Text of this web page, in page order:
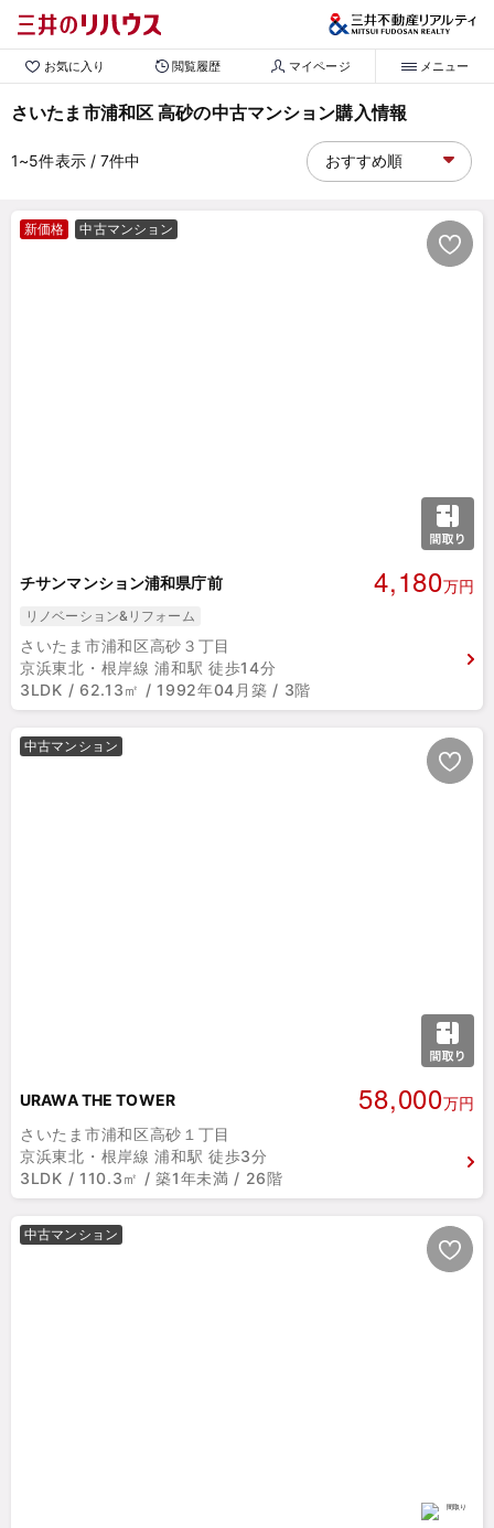
お気に入り 閲覧履歴 マイページ メニュー
さいたま市浦和区 高砂の中古マンション購入情報
1~5件表示/ 7件中
新価格 中古マンション
チサンマンション浦和県庁前 4,180万円
リノベーション&リフォーム
さいたま市浦和区高砂３丁目
京浜東北・根岸線 浦和駅 徒歩14分
3LDK / 62.13㎡ / 1992年04月築 / 3階
中古マンション
URAWA THE TOWER 58,000万円
さいたま市浦和区高砂１丁目
京浜東北・根岸線 浦和駅 徒歩3分
3LDK / 110.3㎡ / 築1年未満 / 26階
中古マンション